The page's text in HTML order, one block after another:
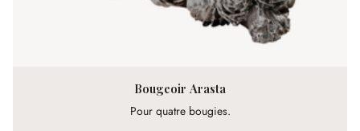
Bougeoir Arasta
Pour quatre bougies.